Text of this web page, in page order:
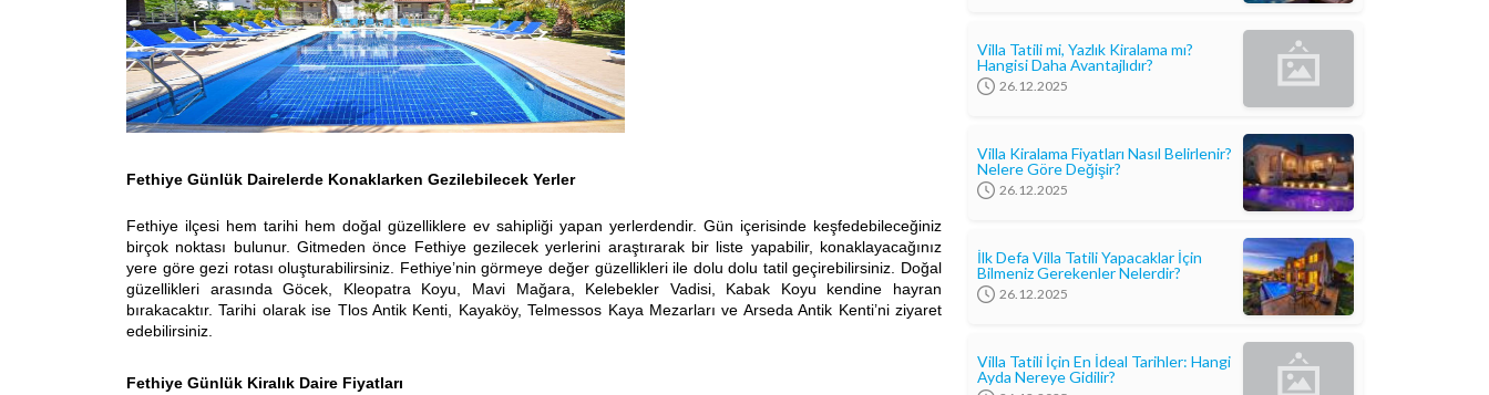
Fethiye Günlük Dairelerde Konaklarken Gezilebilecek Yerler
Fethiye ilçesi hem tarihi hem doğal güzelliklere ev sahipliği yapan yerlerdendir. Gün içerisinde keşfedebileceğiniz
birçok noktası bulunur. Gitmeden önce Fethiye gezilecek yerlerini araştırarak bir liste yapabilir, konaklayacağınız
yere göre gezi rotası oluşturabilirsiniz. Fethiye’nin görmeye değer güzellikleri ile dolu dolu tatil geçirebilirsiniz. Doğal
güzellikleri arasında Göcek, Kleopatra Koyu, Mavi Mağara, Kelebekler Vadisi, Kabak Koyu kendine hayran
bırakacaktır. Tarihi olarak ise Tlos Antik Kenti, Kayaköy, Telmessos Kaya Mezarları ve Arseda Antik Kenti’ni ziyaret
edebilirsiniz.
Fethiye Günlük Kiralık Daire Fiyatları
Villa Tatili mi, Yazlık Kiralama mı?
Hangisi Daha Avantajlıdır?
26.12.2025
Villa Kiralama Fiyatları Nasıl Belirlenir?
Nelere Göre Değişir?
26.12.2025
İlk Defa Villa Tatili Yapacaklar İçin
Bilmeniz Gerekenler Nelerdir?
26.12.2025
Villa Tatili İçin En İdeal Tarihler: Hangi
Ayda Nereye Gidilir?